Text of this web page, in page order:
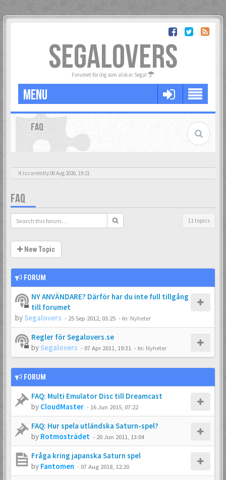
SEGALOVERS
Forumet för dig som älskar Sega!
MENU
FAQ
It is currently 06 Aug 2026, 19:21
FAQ
11 topics
New Topic
FORUM
NY ANVÄNDARE? Därför har du inte full tillgång
till forumet
by Segalovers - 25 Sep 2012, 03:25 - In: Nyheter
Regler för Segalovers.se
by Segalovers - 07 Apr 2011, 19:31 - In: Nyheter
FORUM
FAQ: Multi Emulator Disc till Dreamcast
by CloudMaster - 16 Jun 2015, 07:22
FAQ: Hur spela utländska Saturn-spel?
by Rotmosträdet - 20 Jun 2011, 13:04
Fråga kring japanska Saturn spel
by Fantomen - 07 Aug 2018, 12:20